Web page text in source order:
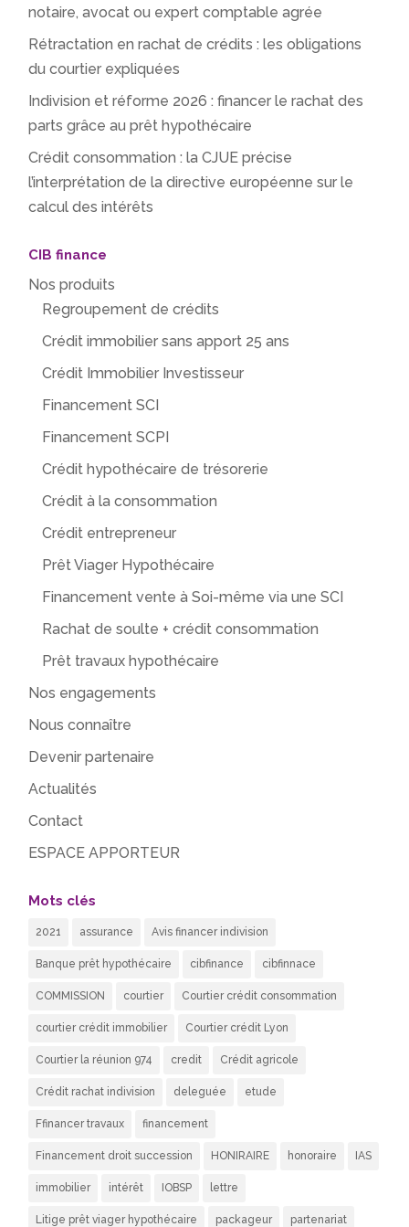
notaire, avocat ou expert comptable agrée
Rétractation en rachat de crédits : les obligations
du courtier expliquées
Indivision et réforme 2026 : financer le rachat des
parts grâce au prêt hypothécaire
Crédit consommation : la CJUE précise
l’interprétation de la directive européenne sur le
calcul des intérêts
CIB finance
Nos produits
Regroupement de crédits
Crédit immobilier sans apport 25 ans
Crédit Immobilier Investisseur
Financement SCI
Financement SCPI
Crédit hypothécaire de trésorerie
Crédit à la consommation
Crédit entrepreneur
Prêt Viager Hypothécaire
Financement vente à Soi-même via une SCI
Rachat de soulte + crédit consommation
Prêt travaux hypothécaire
Nos engagements
Nous connaître
Devenir partenaire
Actualités
Contact
ESPACE APPORTEUR
Mots clés
2021 assurance Avis financer indivision
Banque prêt hypothécaire cibfinance cibfinnace
COMMISSION courtier Courtier crédit consommation
courtier crédit immobilier Courtier crédit Lyon
Courtier la réunion 974 credit Crédit agricole
Crédit rachat indivision deleguée etude
Ffinancer travaux financement
Financement droit succession HONIRAIRE honoraire IAS
immobilier intérêt IOBSP lettre
Litige prêt viager hypothécaire packageur partenariat